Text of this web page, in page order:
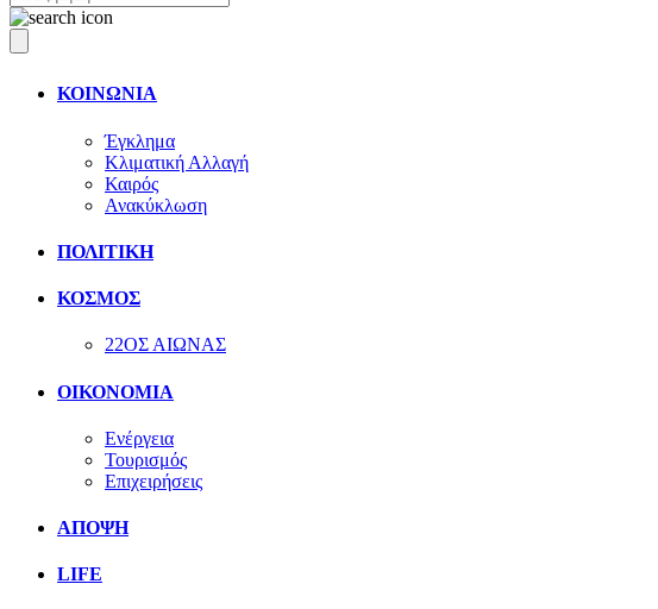
ΚΟΙΝΩΝΙΑ
Έγκλημα
Κλιματική Αλλαγή
Καιρός
Ανακύκλωση
ΠΟΛΙΤΙΚΗ
ΚΟΣΜΟΣ
22ΟΣ ΑΙΩΝΑΣ
ΟΙΚΟΝΟΜΙΑ
Ενέργεια
Τουρισμός
Επιχειρήσεις
ΑΠΟΨΗ
LIFE